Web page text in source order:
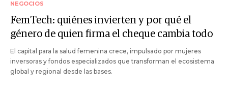
NEGOCIOS
FemTech: quiénes invierten y por qué el
género de quien firma el cheque cambia todo
El capital para la salud femenina crece, impulsado por mujeres
inversoras y fondos especializados que transforman el ecosistema
global y regional desde las bases.